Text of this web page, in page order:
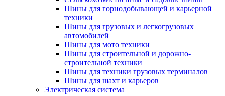
Шины для горнодобывающей и карьерной
техники
Шины для грузовых и легкогрузовых
автомобилей
Шины для мото техники
Шины для строительной и дорожно-
строительной техники
Шины для техники грузовых терминалов
Шины для шахт и карьеров
Электрическая система